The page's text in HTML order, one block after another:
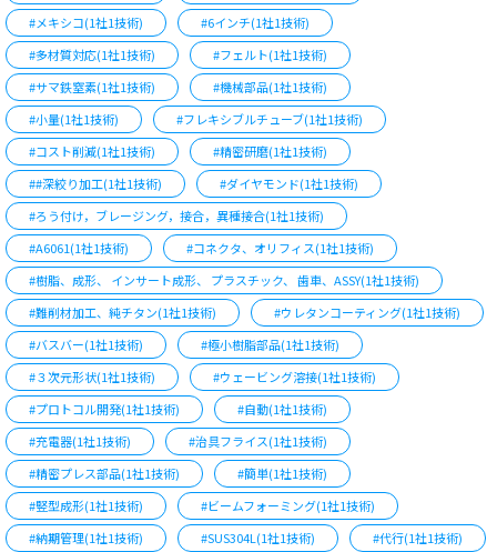
#メキシコ(1社1技術)
#6インチ(1社1技術)
#多材質対応(1社1技術)
#フェルト(1社1技術)
#サマ鉄窒素(1社1技術)
#機械部品(1社1技術)
#小量(1社1技術)
#フレキシブルチューブ(1社1技術)
#コスト削減(1社1技術)
#精密研磨(1社1技術)
##深絞り加工(1社1技術)
#ダイヤモンド(1社1技術)
#ろう付け，ブレージング，接合，異種接合(1社1技術)
#A6061(1社1技術)
#コネクタ、オリフィス(1社1技術)
#樹脂、成形、 インサート成形、 プラスチック、 歯車、ASSY(1社1技術)
#難削材加工、純チタン(1社1技術)
#ウレタンコーティング(1社1技術)
#バスバー(1社1技術)
#極小樹脂部品(1社1技術)
#３次元形状(1社1技術)
#ウェービング溶接(1社1技術)
#プロトコル開発(1社1技術)
#自動(1社1技術)
#充電器(1社1技術)
#治具フライス(1社1技術)
#精密プレス部品(1社1技術)
#簡単(1社1技術)
#竪型成形(1社1技術)
#ビームフォーミング(1社1技術)
#納期管理(1社1技術)
#SUS304L(1社1技術)
#代行(1社1技術)